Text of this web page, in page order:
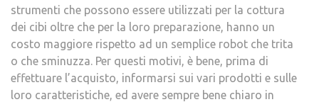
strumenti che possono essere utilizzati per la cottura
dei cibi oltre che per la loro preparazione, hanno un
costo maggiore rispetto ad un semplice robot che trita
o che sminuzza. Per questi motivi, è bene, prima di
effettuare l’acquisto, informarsi sui vari prodotti e sulle
loro caratteristiche, ed avere sempre bene chiaro in